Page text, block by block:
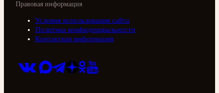
Правовая информация
Условия использования сайта
Политика конфиденциальности
Контактная информация